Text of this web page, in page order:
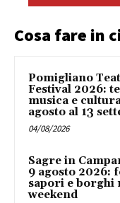
Cosa fare in
Pomigliano
Festival 2026:
musica e
agosto al 13
04/08/2026
Sagre in
9 agosto 2026:
sapori e borghi
weekend